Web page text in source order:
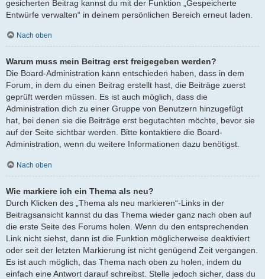
gesicherten Beitrag kannst du mit der Funktion „Gespeicherte
Entwürfe verwalten“ in deinem persönlichen Bereich erneut laden.
Nach oben
Warum muss mein Beitrag erst freigegeben werden?
Die Board-Administration kann entschieden haben, dass in dem
Forum, in dem du einen Beitrag erstellt hast, die Beiträge zuerst
geprüft werden müssen. Es ist auch möglich, dass die
Administration dich zu einer Gruppe von Benutzern hinzugefügt
hat, bei denen sie die Beiträge erst begutachten möchte, bevor sie
auf der Seite sichtbar werden. Bitte kontaktiere die Board-
Administration, wenn du weitere Informationen dazu benötigst.
Nach oben
Wie markiere ich ein Thema als neu?
Durch Klicken des „Thema als neu markieren“-Links in der
Beitragsansicht kannst du das Thema wieder ganz nach oben auf
die erste Seite des Forums holen. Wenn du den entsprechenden
Link nicht siehst, dann ist die Funktion möglicherweise deaktiviert
oder seit der letzten Markierung ist nicht genügend Zeit vergangen.
Es ist auch möglich, das Thema nach oben zu holen, indem du
einfach eine Antwort darauf schreibst. Stelle jedoch sicher, dass du